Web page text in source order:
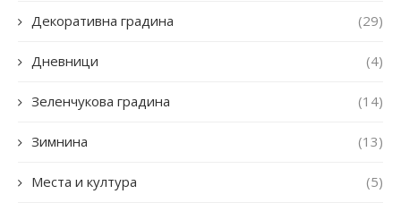
Декоративна градина (29)
Дневници (4)
Зеленчукова градина (14)
Зимнина (13)
Места и култура (5)